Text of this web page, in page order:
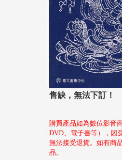
售缺，無法下訂！
購買產品如為數位影音
DVD、電子書等），因
無法接受退貨。如有商
品。